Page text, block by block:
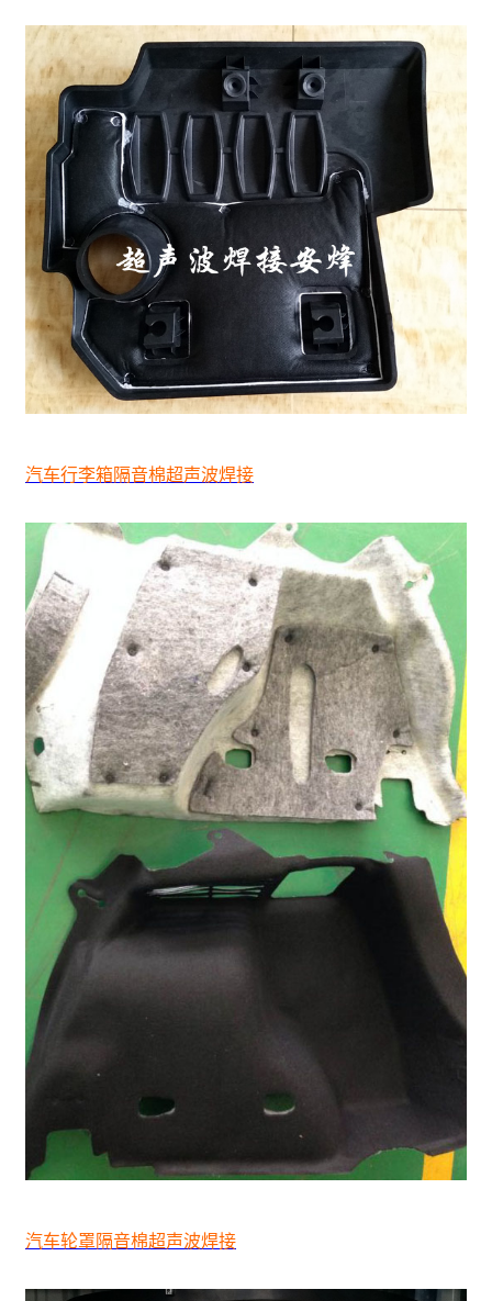
汽车行李箱隔音棉超声波焊接
汽车轮罩隔音棉超声波焊接